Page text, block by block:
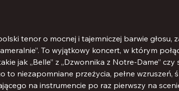
tenor o mocnej i tajemniczej barwie głosu,
To wyjątkowy koncert, w którym
jak „Belle” z „Dzwonnika z Notre-Dame” czy
to niezapomniane przeżycia, pełne wzruszeń,
na instrumencie po raz pierwszy na